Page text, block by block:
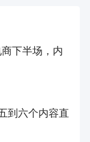
下半场，内
到六个内容直